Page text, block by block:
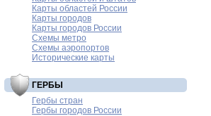
Карты областей России
Карты городов
Карты городов России
Схемы метро
Схемы аэропортов
Исторические карты
ГЕРБЫ
Гербы стран
Гербы городов России